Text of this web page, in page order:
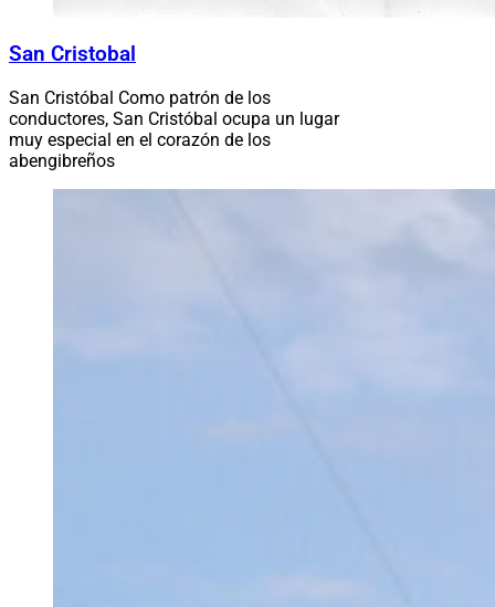
San Cristobal
San Cristóbal Como patrón de los
conductores, San Cristóbal ocupa un lugar
muy especial en el corazón de los
abengibreños